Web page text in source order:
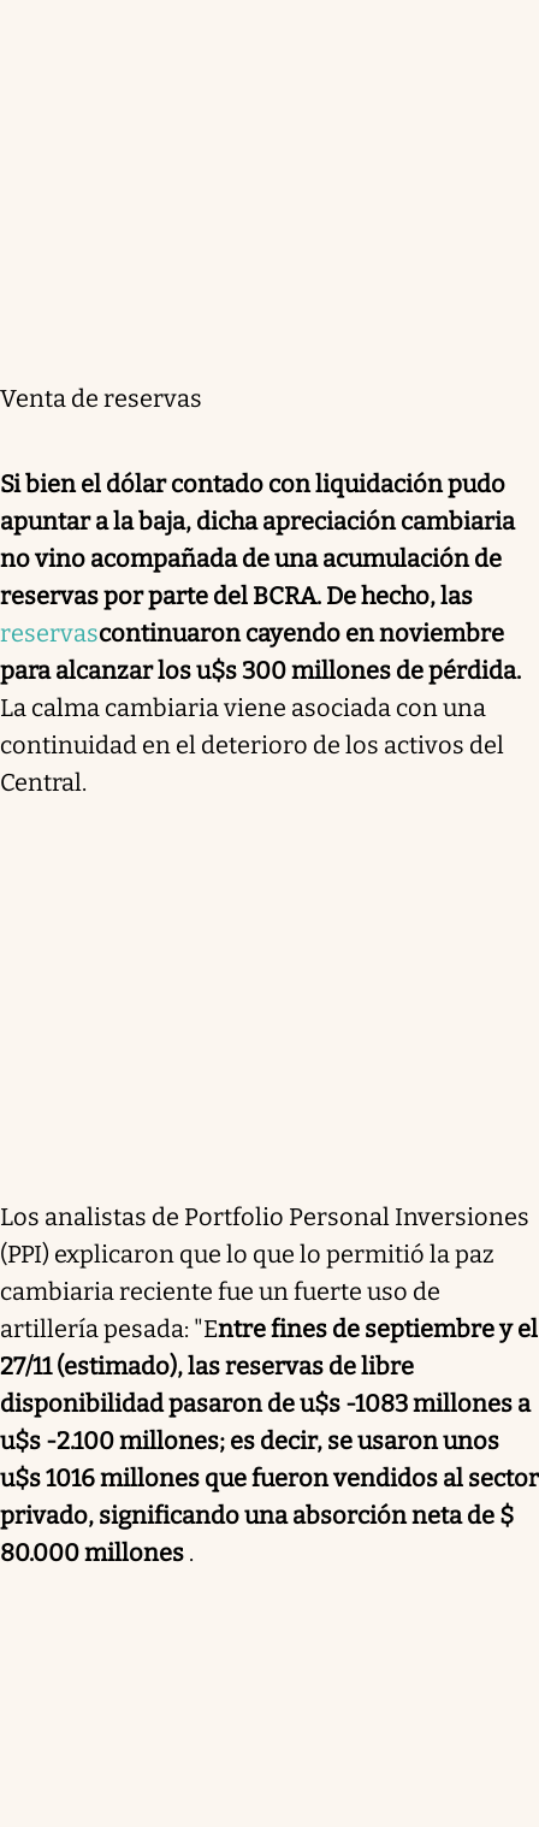
Venta de reservas
Si bien el dólar contado con liquidación pudo
apuntar a la baja, dicha apreciación cambiaria
no vino acompañada de una acumulación de
reservas por parte del BCRA. De hecho, las
reservascontinuaron cayendo en noviembre
para alcanzar los u$s 300 millones de pérdida.
La calma cambiaria viene asociada con una
continuidad en el deterioro de los activos del
Central.
Los analistas de Portfolio Personal Inversiones
(PPI) explicaron que lo que lo permitió la paz
cambiaria reciente fue un fuerte uso de
artillería pesada: "Entre fines de septiembre y el
27/11 (estimado), las reservas de libre
disponibilidad pasaron de u$s -1083 millones a
u$s -2.100 millones; es decir, se usaron unos
u$s 1016 millones que fueron vendidos al sector
privado, significando una absorción neta de $
80.000 millones .